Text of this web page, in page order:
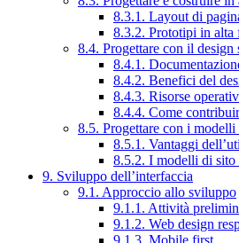
8.3.1. Layout di
8.3.2. Prototipi in alta
8.4. Progettare con il design
8.4.1.
8.4.2. Benefici del
8.4.3. Risorse
8.4.4. Come
8.5. Progettare con i
8.5.1. Vantaggi
8.5.2. I modelli di
9. Sviluppo dell’interfaccia
9.1. Approccio allo sviluppo
9.1.1. Attività
9.1.2. Web design
9.1.3. Mobile first